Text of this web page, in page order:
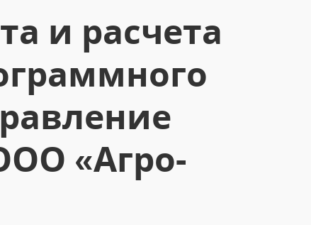
и расчета
«Агро-